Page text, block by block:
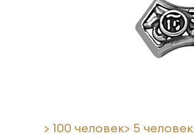
> 100 человек> 5 человек